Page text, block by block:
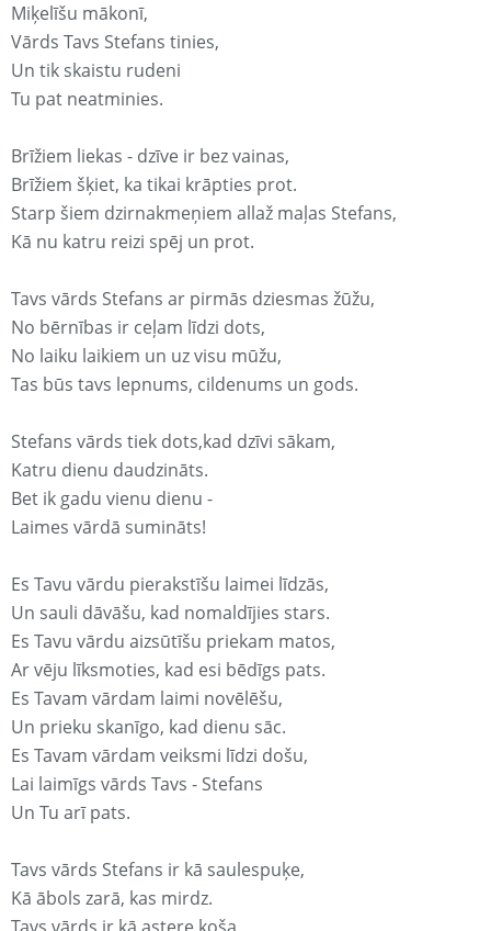
Miķelīšu mākonī,
Vārds Tavs Stefans tinies,
Un tik skaistu rudeni
Tu pat neatminies.
Brīžiem liekas - dzīve ir bez vainas,
Brīžiem šķiet, ka tikai krāpties prot.
Starp šiem dzirnakmeņiem allaž maļas Stefans,
Kā nu katru reizi spēj un prot.
Tavs vārds Stefans ar pirmās dziesmas žūžu,
No bērnības ir ceļam līdzi dots,
No laiku laikiem un uz visu mūžu,
Tas būs tavs lepnums, cildenums un gods.
Stefans vārds tiek dots,kad dzīvi sākam,
Katru dienu daudzināts.
Bet ik gadu vienu dienu -
Laimes vārdā sumināts!
Es Tavu vārdu pierakstīšu laimei līdzās,
Un sauli dāvāšu, kad nomaldījies stars.
Es Tavu vārdu aizsūtīšu priekam matos,
Ar vēju līksmoties, kad esi bēdīgs pats.
Es Tavam vārdam laimi novēlēšu,
Un prieku skanīgo, kad dienu sāc.
Es Tavam vārdam veiksmi līdzi došu,
Lai laimīgs vārds Tavs - Stefans
Un Tu arī pats.
Tavs vārds Stefans ir kā saulespuķe,
Kā ābols zarā, kas mirdz.